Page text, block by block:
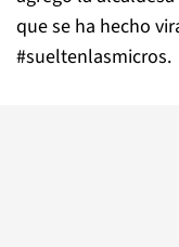
que se ha hecho
#sueltenlasmicros.